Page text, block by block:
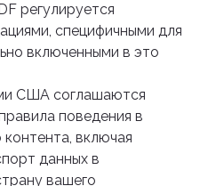
регулируется
специфичными для
включенными в это
США соглашаются
поведения в
включая
данных в
вашего